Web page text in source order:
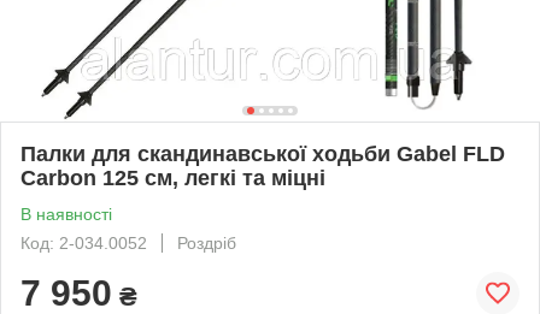
Палки для скандинавської ходьби Gabel FLD
Carbon 125 см, легкі та міцні
В наявності
Код: 2-034.0052
Роздріб
7 950 ₴